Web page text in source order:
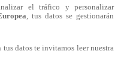
el tráfico y personalizar
, tus datos se gestionarán
datos te invitamos leer nuestra